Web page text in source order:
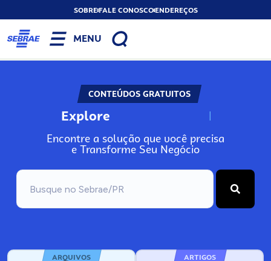
SOBREFALE CONOSCOENDEREÇOS
MENU
CONTEÚDOS GRATUITOS
Explore N
Encontre a solução que você precisa
e Transforme Seu Negócio
ARQUIVOS ARTIGOS